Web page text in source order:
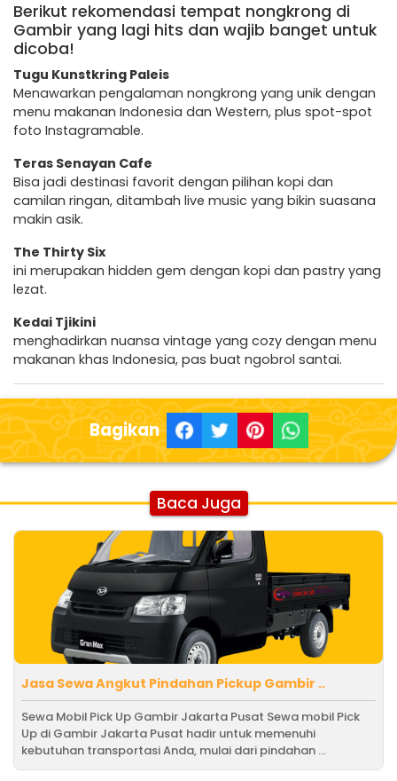
Berikut rekomendasi tempat nongkrong di
Gambir yang lagi hits dan wajib banget untuk
dicoba!
Tugu Kunstkring Paleis
Menawarkan pengalaman nongkrong yang unik dengan
menu makanan Indonesia dan Western, plus spot-spot
foto Instagramable.
Teras Senayan Cafe
Bisa jadi destinasi favorit dengan pilihan kopi dan
camilan ringan, ditambah live music yang bikin suasana
makin asik.
The Thirty Six
ini merupakan hidden gem dengan kopi dan pastry yang
lezat.
Kedai Tjikini
menghadirkan nuansa vintage yang cozy dengan menu
makanan khas Indonesia, pas buat ngobrol santai.
Bagikan
Baca Juga
Jasa Sewa Angkut Pindahan Pickup Gambir ..
Sewa Mobil Pick Up Gambir Jakarta Pusat Sewa mobil Pick
Up di Gambir Jakarta Pusat hadir untuk memenuhi
kebutuhan transportasi Anda, mulai dari pindahan ...